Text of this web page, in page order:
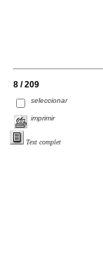
8 / 209
seleccionar
imprimir
Text complet